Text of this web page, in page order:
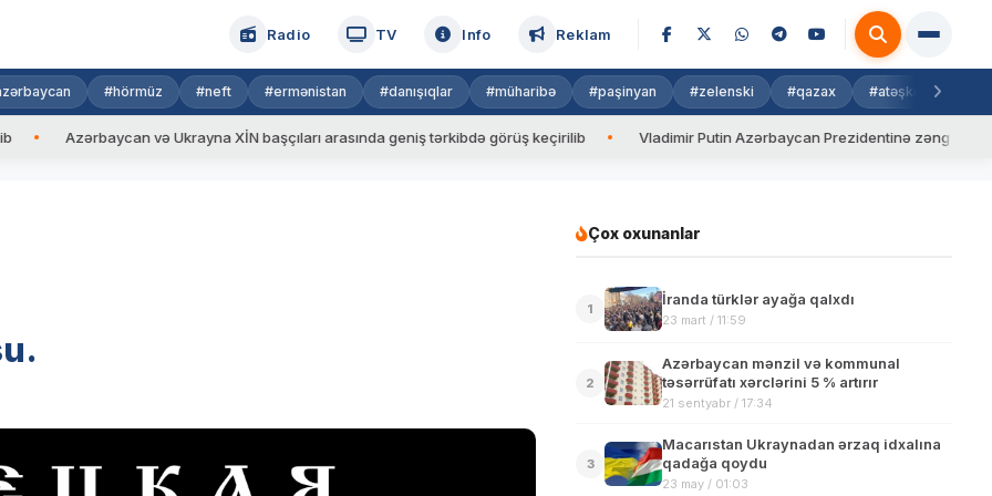
Radio TV Info Reklam
#hörmüz #neft #ermənistan #danışıqlar #müharibə #paşinyan #zelenski #qazax #atəşkəs
Azərbaycan və Ukrayna XİN başçıları arasında geniş tərkibdə görüş keçirilib Vladimir Putin Azərbaycan Prezidentinə zəng edib
Çox oxunanlar
1
İranda türklər ayağa qalxdı
23 mart / 11:59
2
Azərbaycan mənzil və kommunal
təsərrüfatı xərclərini 5 % artırır
21 sentyabr / 17:34
3
Macarıstan Ukraynadan ərzaq idxalına
qadağa qoydu
23 may / 01:03